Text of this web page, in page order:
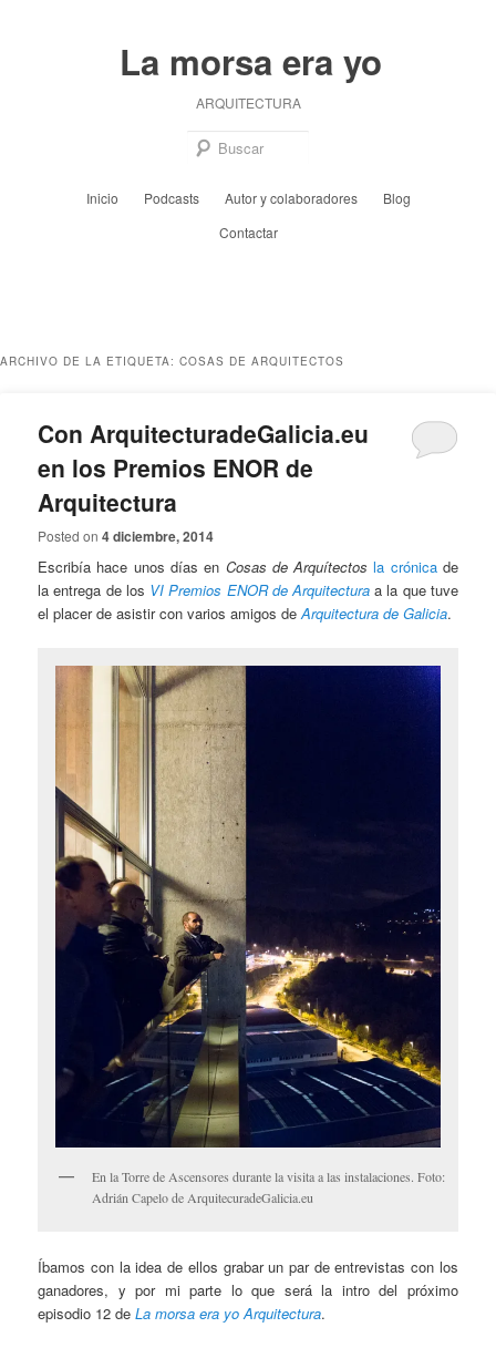
La morsa era yo
ARQUITECTURA
Inicio Podcasts Autor y colaboradores
Blog
Contactar
ARCHIVO DE LA ETIQUETA: COSAS DE ARQUITECTOS
Con ArquitecturadeGalicia.eu
en los Premios ENOR de
Arquitectura
Posted on4 diciembre, 2014
Escribía hace unos días en Cosas de Arquítectos la crónicade
la entrega de los VI Premios ENOR de Arquitecturaa la que tuve
el placer de asistir con varios amigos deArquitectura de Galicia.
En la Torre de Ascensores durante la visita a las instalaciones. Foto:
Adrián Capelo de ArquitecuradeGalicia.eu
Íbamos con la idea de ellos grabar un par de entrevistas con los
ganadores, y por mi parte lo que será la intro del próximo
episodio 12 deLa morsa era yo Arquitectura.